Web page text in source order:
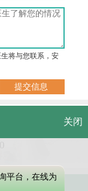
将与您联系，安
放大道479号关闭
平台，在线为